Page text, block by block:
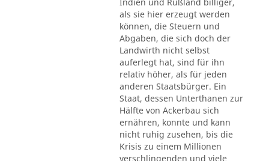
als sie hier erzeugt werden
können, die Steuern und
Abgaben, die sich doch der
Landwirth nicht selbst
auferlegt hat, sind für ihn
relativ höher, als für jeden
anderen Staatsbürger. Ein
Staat, dessen Unterthanen zur
Hälfte von Ackerbau sich
ernähren, konnte und kann
nicht ruhig zusehen, bis die
Krisis zu einem Millionen
verschlingenden und viele